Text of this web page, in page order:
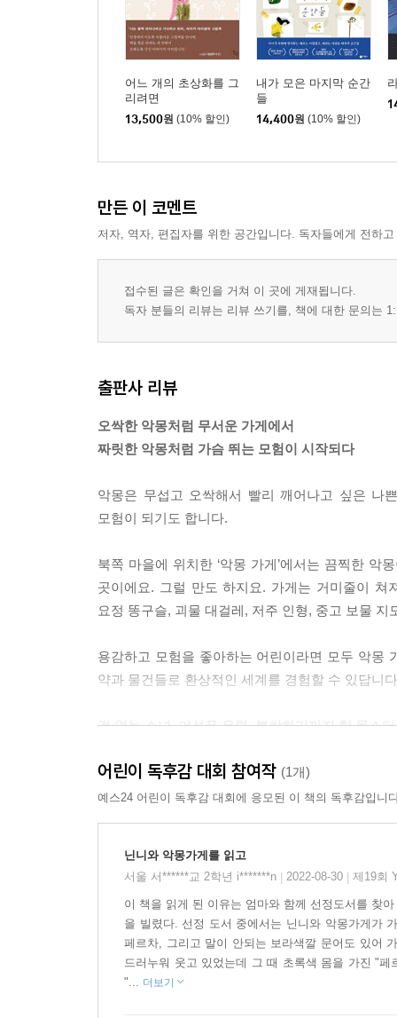
어느 개의 초상화를 그
리려면
13,500원 (10% 할인)
내가 모은 마지막 순간
들
14,400원 (10% 할인)
만든 이 코멘트
저자, 역자, 편집자를 위한 공간입니다. 독자들에게 전하
접수된 글은 확인을 거쳐 이 곳에 게재됩니다.
독자 분들의 리뷰는 리뷰 쓰기를, 책에 대한 문의는
출판사 리뷰
오싹한 악몽처럼 무서운 가게에서
짜릿한 악몽처럼 가슴 뛰는 모험이 시작되다
악몽은 무섭고 오싹해서 빨리 깨어나고 싶은 나
모험이 되기도 합니다.
북쪽 마을에 위치한 ‘악몽 가게’에서는 끔찍한
곳이에요. 그럴 만도 하지요. 가게는 거미줄이
요정 똥구슬, 괴물 대걸레, 저주 인형, 중고 보물
용감하고 모험을 좋아하는 어린이라면 모두 악몽
약과 물건들로 환상적인 세계를 경험할 수 있답니
겁 없는 소녀, 어설픈 유령, 불쌍하기까지 한 몬스
『닌니과 악몽 가게 1권 - 끔찍한 간지럼 가루의
닌니는 악몽 가게에서 이름만큼 이상한 할아버
만납니다. 주인 할아버지는 ‘간지럼 가루’ 때문
없는 뢸리스는 수상한 짓만 하고 있지요.
이 책에서는 연약한 소녀, 무서운 유령, 끔찍한
어린이 독후감 대회 참여작 (1개)
예스24 어린이 독후감 대회에 응모된 이 책의 독후감입니
닌니와 악몽가게를 읽고
서울 서******교 2학년 i*******n
2022-08-30 제19회
이 책을 읽게 된 이유는 엄마와 함께 선정도서를 찾
을 빌렸다. 선정 도서 중에서는 닌니와 악몽가게가
페르차, 그리고 말이 안되는 보라색깔 문어도 있어
드러누워 웃고 있었는데 그 때 초록색 몸을 가진 "
"... 더보기